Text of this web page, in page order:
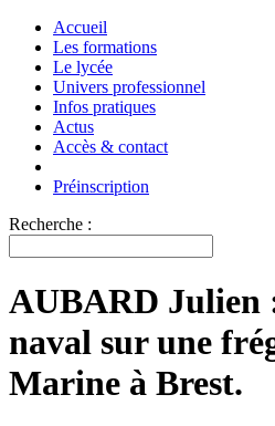
Accueil
Les formations
Le lycée
Univers professionnel
Infos pratiques
Actus
Accès & contact
Préinscription
Recherche :
AUBARD Julien
naval sur une
Marine à Brest.